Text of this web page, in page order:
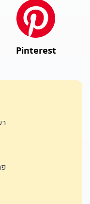
Pinterest